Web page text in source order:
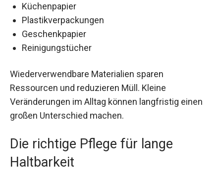
Küchenpapier
Plastikverpackungen
Geschenkpapier
Reinigungstücher
Wiederverwendbare Materialien sparen
Ressourcen und reduzieren Müll. Kleine
Veränderungen im Alltag können langfristig einen
großen Unterschied machen.
Die richtige Pflege für lange
Haltbarkeit